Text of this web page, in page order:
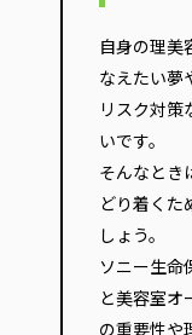
自身の理美
なえたい夢
リスク対策
いです。
そんなとき
どり着くた
しょう。
ソニー生命
と美容室オ
の重要性や